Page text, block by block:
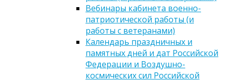
Вебинары кабинета военно-
патриотической работы (и
работы с ветеранами)
Календарь праздничных и
памятных дней и дат Российской
Федерации и Воздушно-
космических сил Российской